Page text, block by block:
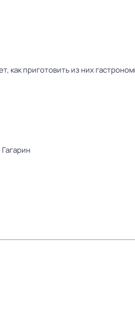
как приготовить из них